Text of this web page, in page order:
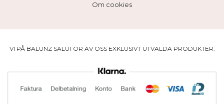
Om cookies
VI PÅ BALUNZ SALUFÖR AV OSS EXKLUSIVT UTVALDA PRODUKTER.